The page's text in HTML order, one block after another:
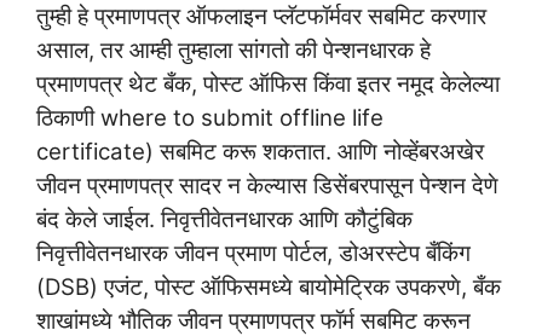
तुम्ही हे प्रमाणपत्र ऑफलाइन प्लॅटफॉर्मवर सबमिट करणार
असाल, तर आम्ही तुम्हाला सांगतो की पेन्शनधारक हे
प्रमाणपत्र थेट बँक, पोस्ट ऑफिस किंवा इतर नमूद केलेल्या
ठिकाणी where to submit offline life
certificate) सबमिट करू शकतात. आणि नोव्हेंबरअखेर
जीवन प्रमाणपत्र सादर न केल्यास डिसेंबरपासून पेन्शन देणे
बंद केले जाईल. निवृत्तीवेतनधारक आणि कौटुंबिक
निवृत्तीवेतनधारक जीवन प्रमाण पोर्टल, डोअरस्टेप बँकिंग
(DSB) एजंट, पोस्ट ऑफिसमध्ये बायोमेट्रिक उपकरणे, बँक
शाखांमध्ये भौतिक जीवन प्रमाणपत्र फॉर्म सबमिट करून